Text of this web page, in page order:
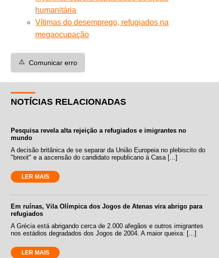
humanitária
Vítimas do desemprego, refugiados na
megaocupação
⚠️ Comunicar erro
NOTÍCIAS RELACIONADAS
Pesquisa revela alta rejeição a refugiados e imigrantes no
mundo
A decisão britânica de se separar da União Europeia no plebiscito do
"brexit" e a ascensão do candidato republicano à Casa [...]
LER MAIS
Em ruínas, Vila Olímpica dos Jogos de Atenas vira abrigo para
refugiados
A Grécia está abrigando cerca de 2.000 afegãos e outros imigrantes
nos estádios degradados dos Jogos de 2004. A maior queixa: [...]
LER MAIS